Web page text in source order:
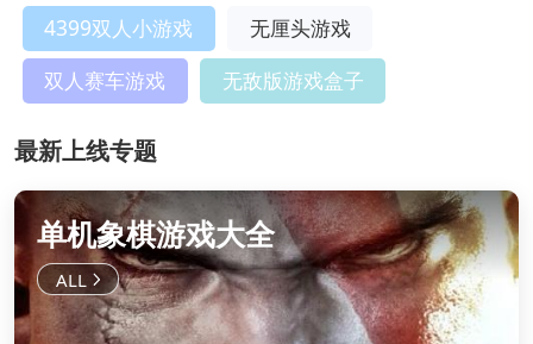
4399双人小游戏
无厘头游戏
双人赛车游戏
无敌版游戏盒子
最新上线专题
单机象棋游戏大全